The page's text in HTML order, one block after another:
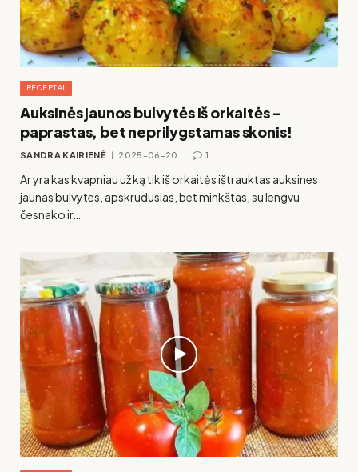
RECEPTAI
Auksinės jaunos bulvytės iš orkaitės –
paprastas, bet neprilygstamas skonis!
SANDRA KAIRIENĖ 2025-06-20 1
Ar yra kas kvapniau už ką tik iš orkaitės ištrauktas auksines
jaunas bulvytes, apskrudusias, bet minkštas, su lengvu
česnako ir…